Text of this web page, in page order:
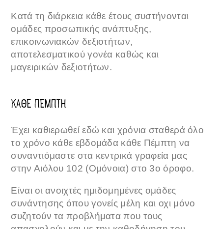
Κατά τη διάρκεια κάθε έτους συστήνονται
ομάδες προσωπικής ανάπτυξης,
επικοινωνιακών δεξιοτήτων,
αποτελεσματικού γονέα καθώς και
μαγειρικών δεξιοτήτων.
ΚΑΘΕ ΠΕΜΠΤΗ
Έχει καθιερωθεί εδώ και χρόνια σταθερά όλο
το χρόνο κάθε εβδομάδα κάθε Πέμπτη να
συναντιόμαστε στα κεντρικά γραφεία μας
στην Αιόλου 102 (Ομόνοια) στο 3ο όροφο.
Είναι οι ανοιχτές ημιδομημένες ομάδες
συνάντησης όπου γονείς μέλη και οχι μόνο
συζητούν τα προβλήματα που τους